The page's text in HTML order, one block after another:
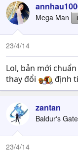
Mega Man
23/4/14
Lol, bản mới
thay đổi
định
zantan
Baldur's Gate
23/4/14